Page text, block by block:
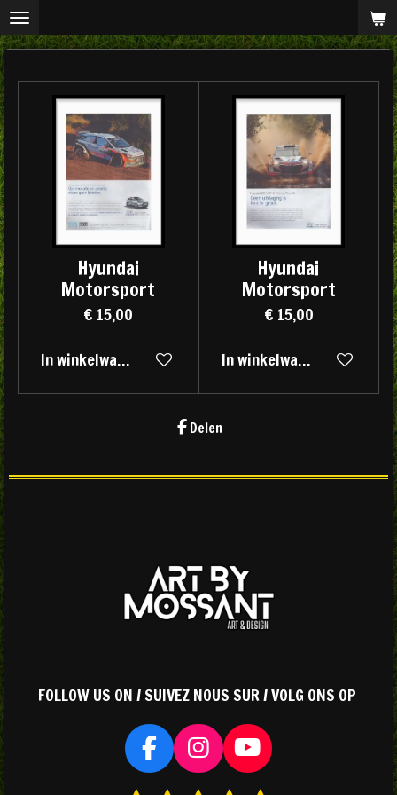
Ga
direct
hoofdinhoud
Hyundai
Motorsport
€ 15,00
In winkelwagen
Hyundai
Motorsport
€ 15,00
In winkelwagen
Delen
FOLLOW US ON / SUIVEZ NOUS SUR / VOLG ONS OP
F
a
I
n
Y
o